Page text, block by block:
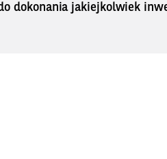
dokonania jakiejkolwiek